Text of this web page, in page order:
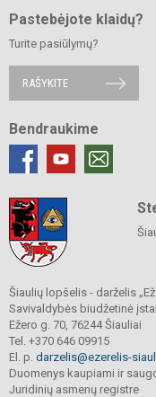
Pastebėjote klaidų?
Turite pasiūlymų?
RAŠYKITE
Bendraukime
Šiaulių lopšelis - darželis
Savivaldybės biudžetinė
Ežero g. 70, 76244 Šiauliai
Tel. +370 646 09915
El. p. darzelis@ezerelis-
Duomenys kaupiami ir
Juridinių asmenų registre